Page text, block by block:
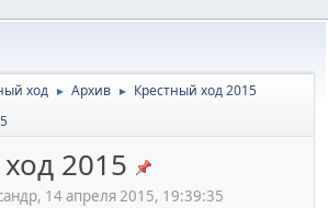
ход ► Архив ► Крестный ход 2015
2015
14 апреля 2015, 19:39:35